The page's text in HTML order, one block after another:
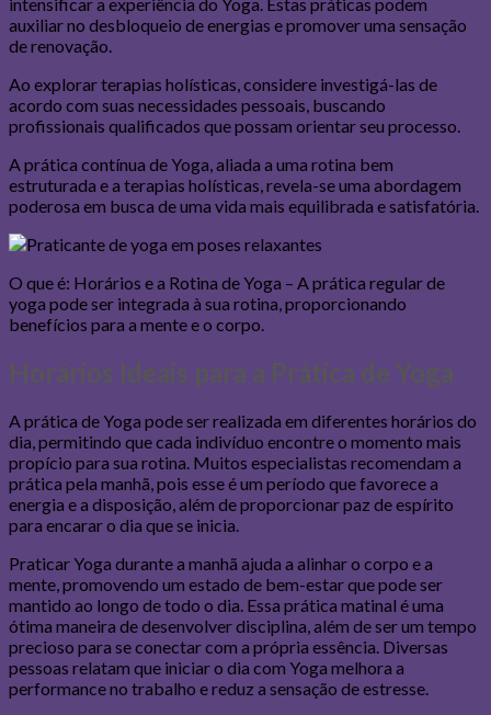
intensificar a experiência do Yoga. Estas práticas podem
auxiliar no desbloqueio de energias e promover uma sensação
de renovação.
Ao explorar terapias holísticas, considere investigá-las de
acordo com suas necessidades pessoais, buscando
profissionais qualificados que possam orientar seu processo.
A prática contínua de Yoga, aliada a uma rotina bem
estruturada e a terapias holísticas, revela-se uma abordagem
poderosa em busca de uma vida mais equilibrada e satisfatória.
O que é: Horários e a Rotina de Yoga – A prática regular de
yoga pode ser integrada à sua rotina, proporcionando
benefícios para a mente e o corpo.
Horários Ideais para a Prática de Yoga
A prática de Yoga pode ser realizada em diferentes horários do
dia, permitindo que cada indivíduo encontre o momento mais
propício para sua rotina. Muitos especialistas recomendam a
prática pela manhã, pois esse é um período que favorece a
energia e a disposição, além de proporcionar paz de espírito
para encarar o dia que se inicia.
Praticar Yoga durante a manhã ajuda a alinhar o corpo e a
mente, promovendo um estado de bem-estar que pode ser
mantido ao longo de todo o dia. Essa prática matinal é uma
ótima maneira de desenvolver disciplina, além de ser um tempo
precioso para se conectar com a própria essência. Diversas
pessoas relatam que iniciar o dia com Yoga melhora a
performance no trabalho e reduz a sensação de estresse.